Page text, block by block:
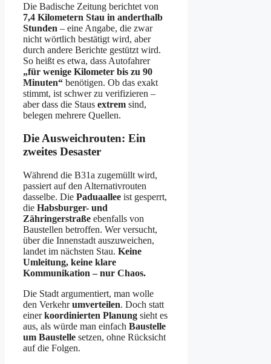
Die Badische Zeitung berichtet von
7,4 Kilometern Stau in anderthalb
Stunden – eine Angabe, die zwar
nicht wörtlich bestätigt wird, aber
durch andere Berichte gestützt wird.
So heißt es etwa, dass Autofahrer
„für wenige Kilometer bis zu 90
Minuten“ benötigen. Ob das exakt
stimmt, ist schwer zu verifizieren –
aber dass die Staus extrem sind,
belegen mehrere Quellen.
Die Ausweichrouten: Ein
zweites Desaster
Während die B31a zugemüllt wird,
passiert auf den Alternativrouten
dasselbe. Die Paduaallee ist gesperrt,
die Habsburger- und
Zähringerstraße ebenfalls von
Baustellen betroffen. Wer versucht,
über die Innenstadt auszuweichen,
landet im nächsten Stau. Keine
Umleitung, keine klare
Kommunikation – nur Chaos.
Die Stadt argumentiert, man wolle
den Verkehrumverteilen. Doch statt
einerkoordinierten Planung sieht es
aus, als würde man einfach Baustelle
um Baustelle setzen, ohne Rücksicht
auf die Folgen.